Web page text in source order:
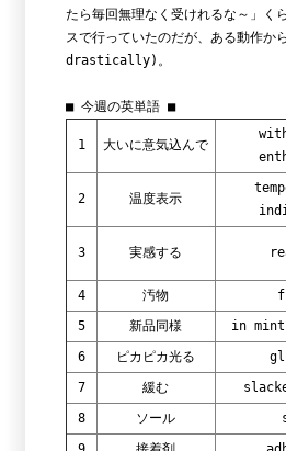
たら毎回無理なく受けれるな～」く
スで行っていたのだが、ある動作
drastically)。
■ 今週の英単語 ■
1 大いに意気込んで
2 温度表示
3 実感する
4
汚物
5
新品同様 in
6
ピカピカ光る
7
緩む
8
ソール